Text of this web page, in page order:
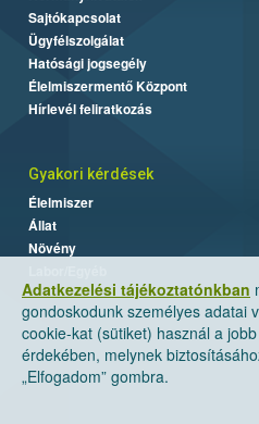
Adatkezelési tájékoztatónkban
gondoskodunk személyes adatai
cookie-kat (sütiket) használ a
érdekében, melynek
„Elfogadom” gombra.
Sajtókapcsolat
Ügyfélszolgálat
Hatósági jogsegély
Élelmiszermentő Központ
Hírlevél feliratkozás
Gyakori kérdések
Élelmiszer
Állat
Növény